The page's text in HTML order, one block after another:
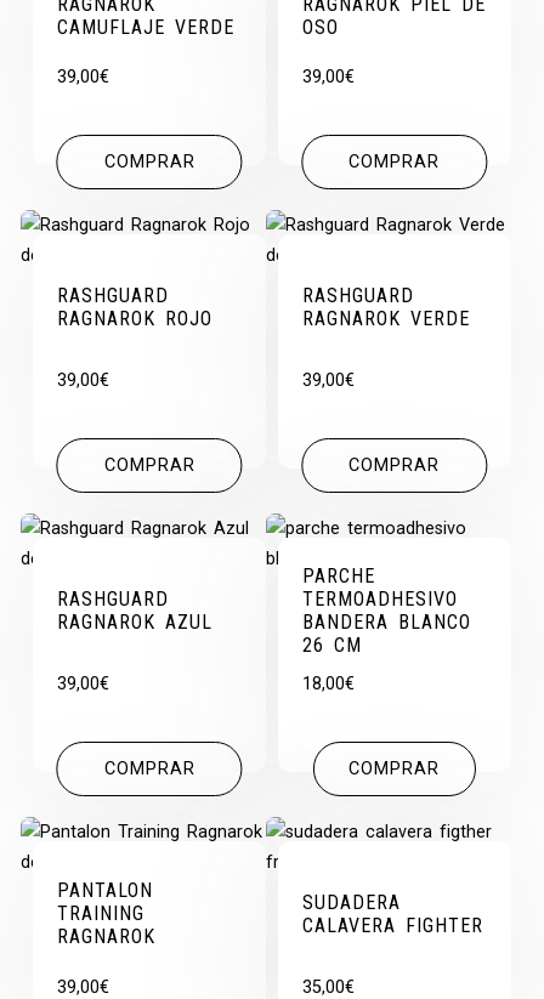
CAMUFLAJE VERDE
39,00€
COMPRAR
OSO
39,00€
COMPRAR
RASHGUARD
RAGNAROK ROJO
39,00€
COMPRAR
RASHGUARD
RAGNAROK VERDE
39,00€
COMPRAR
RASHGUARD
RAGNAROK AZUL
39,00€
COMPRAR
PARCHE
TERMOADHESIVO
BANDERA BLANCO
26 CM
18,00€
COMPRAR
PANTALON
TRAINING
RAGNAROK
39,00€
SUDADERA
CALAVERA FIGHTER
35,00€